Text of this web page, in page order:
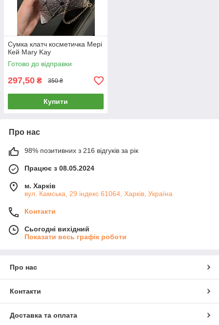
Сумка клатч косметичка Мері
Кей Mary Kay
Готово до відправки
297,50 ₴ 350 ₴
Купити
Про нас
98% позитивних з 216 відгуків за рік
Працює з 08.05.2024
м. Харків
вул. Камська, 29 індекс 61064, Харків, Україна
Контакти
Сьогодні вихідний
Показати весь графік роботи
Про нас
Контакти
Доставка та оплата